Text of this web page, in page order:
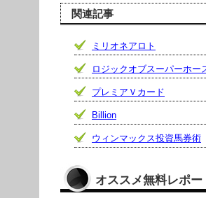
関連記事
ミリオネアロト
ロジックオブスーパーホー
プレミアＶカード
Billion
ウィンマックス投資馬券術
オススメ無料レポー